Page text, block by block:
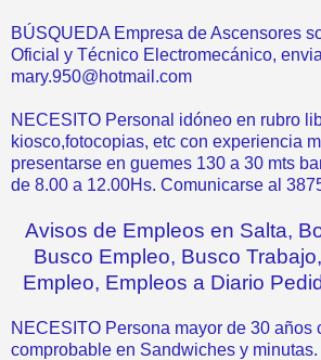
BÚSQUEDA Empresa de Ascensores
Oficial y Técnico Electromecánico,
mary.950@hotmail.com
NECESITO Personal idóneo en rubro
kiosco,fotocopias, etc con experiencia
presentarse en guemes 130 a 30 mts
de 8.00 a 12.00Hs. Comunicarse al
Avisos de Empleos en Salta,
Busco Empleo, Busco
Empleo, Empleos a Diario
NECESITO Persona mayor de 30 años
comprobable en Sandwiches y